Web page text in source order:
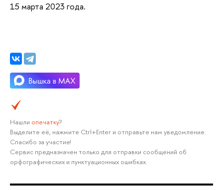
15 марта 2023 года.
Нашли опечатку?
Выделите её, нажмите Ctrl+Enter и отправьте нам уведомление.
Спасибо за участие!
Сервис предназначен только для отправки сообщений об
орфографических и пунктуационных ошибках.